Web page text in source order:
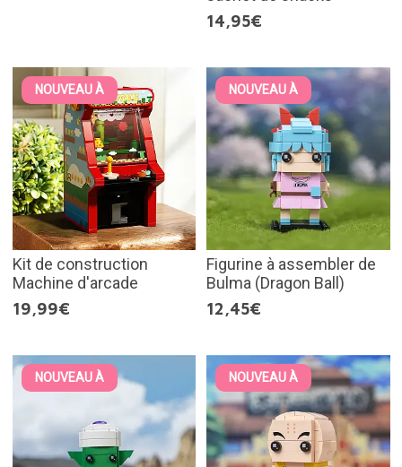
14,95€
NOUVEAU À
Kit de construction
Machine d'arcade
19,99€
NOUVEAU À
Figurine à assembler de
Bulma (Dragon Ball)
12,45€
NOUVEAU À NOUVEAU À